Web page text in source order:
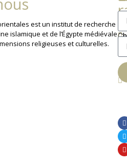
est un institut de recherche
islamique et de l’Égypte médiévale
religieuses et culturelles.
La